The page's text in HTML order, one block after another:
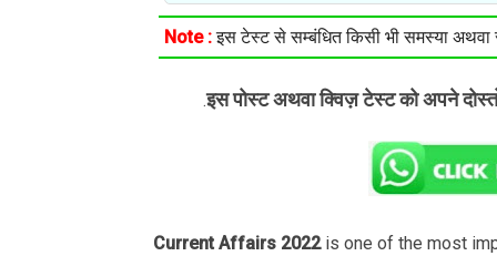
Note :इस टेस्ट से सम्बंधित किसी भी समस्या
.इस पोस्ट अथवा क्विज़ टेस्ट को अपने
Current Affairs 2022is one of the most